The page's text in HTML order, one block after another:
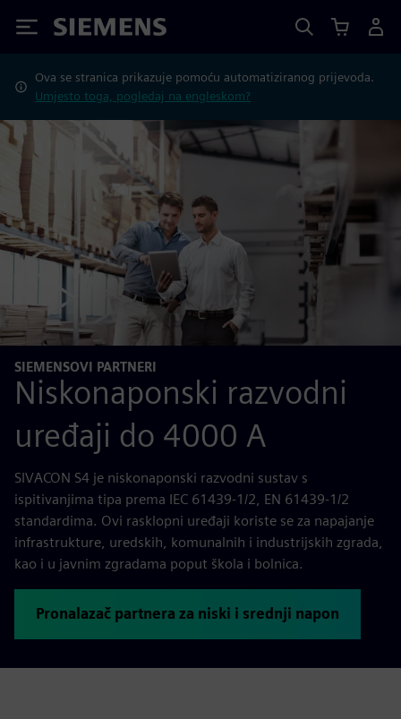
Siemens
Ova se stranica prikazuje pomoću automatiziranog prijevoda.
Umjesto toga, pogledaj na engleskom?
SIEMENSOVI PARTNERI
Niskonaponski razvodni
uređaji do 4000 A
SIVACON S4 je niskonaponski razvodni sustav s
ispitivanjima tipa prema IEC 61439-1/2, EN 61439-1/2
standardima. Ovi rasklopni uređaji koriste se za napajanje
infrastrukture, uredskih, komunalnih i industrijskih zgrada,
kao i u javnim zgradama poput škola i bolnica.
Pronalazač partnera za niski i srednji napon